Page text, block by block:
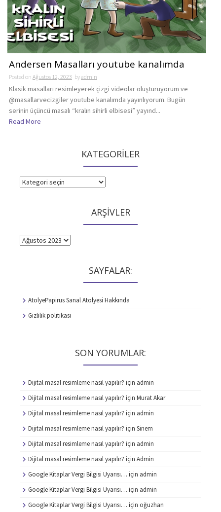
Andersen Masalları youtube kanalımda
Posted on Ağustos 12, 2023 byadmin
Klasik masalları resimleyerek çizgi videolar oluşturuyorum ve
@masallarvecizgiler youtube kanalımda yayınlıyorum. Bugün
serinin üçüncü masalı “kralın sihirli elbisesi” yayınd...
Read More
KATEGORİLER
KATEGORİLER
ARŞİVLER
ARŞİVLER
SAYFALAR:
AtolyePapirus Sanal Atolyesi Hakkında
Gizlilik politikası
SON YORUMLAR:
Dijital masal resimleme nasıl yapılır? için admin
Dijital masal resimleme nasıl yapılır? için Murat Akar
Dijital masal resimleme nasıl yapılır? için admin
Dijital masal resimleme nasıl yapılır? için Sinem
Dijital masal resimleme nasıl yapılır? için admin
Dijital masal resimleme nasıl yapılır? için Admin
Google Kitaplar Vergi Bilgisi Uyarısı… için admin
Google Kitaplar Vergi Bilgisi Uyarısı… için admin
Google Kitaplar Vergi Bilgisi Uyarısı… için oğuzhan